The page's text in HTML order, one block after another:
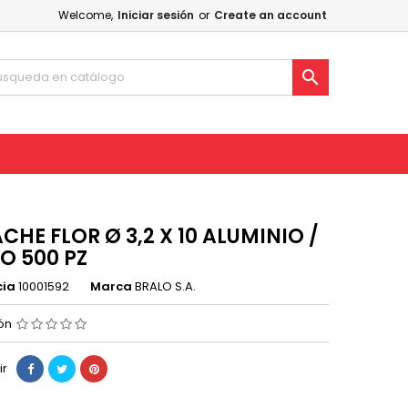
Welcome, Iniciar sesión or Create an account

FLOR Ø 3,2 X 10 ALUMINIO /
500 PZ
10001592 Marca BRALO S.A.